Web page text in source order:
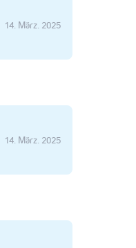
14. März. 2025
14. März. 2025